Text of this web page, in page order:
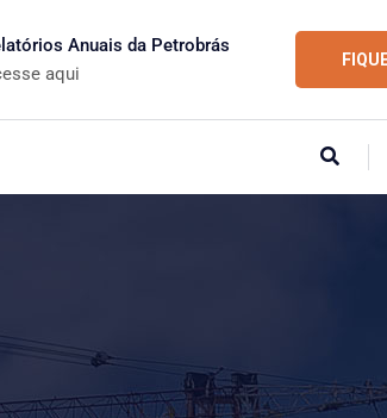
Anuais da Petrobrás
aqui